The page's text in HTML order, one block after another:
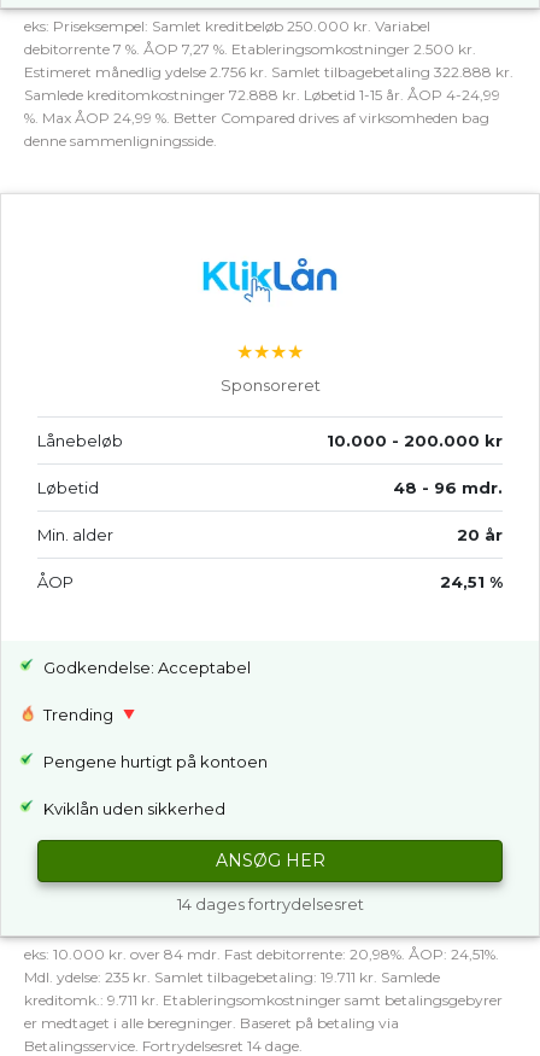
eks: Priseksempel: Samlet kreditbeløb 250.000 kr. Variabel
debitorrente 7 %. ÅOP 7,27 %. Etableringsomkostninger 2.500 kr.
Estimeret månedlig ydelse 2.756 kr. Samlet tilbagebetaling 322.888 kr.
Samlede kreditomkostninger 72.888 kr. Løbetid 1-15 år. ÅOP 4-24,99
%. Max ÅOP 24,99 %. Better Compared drives af virksomheden bag
denne sammenligningsside.
★★★★
Sponsoreret
Lånebeløb 10.000 - 200.000 kr
Løbetid 48 - 96 mdr.
Min. alder 20 år
ÅOP 24,51 %
Godkendelse: Acceptabel
Trending
Pengene hurtigt på kontoen
Kviklån uden sikkerhed
ANSØG HER
14 dages fortrydelsesret
eks: 10.000 kr. over 84 mdr. Fast debitorrente: 20,98%. ÅOP: 24,51%.
Mdl. ydelse: 235 kr. Samlet tilbagebetaling: 19.711 kr. Samlede
kreditomk.: 9.711 kr. Etableringsomkostninger samt betalingsgebyrer
er medtaget i alle beregninger. Baseret på betaling via
Betalingsservice. Fortrydelsesret 14 dage.